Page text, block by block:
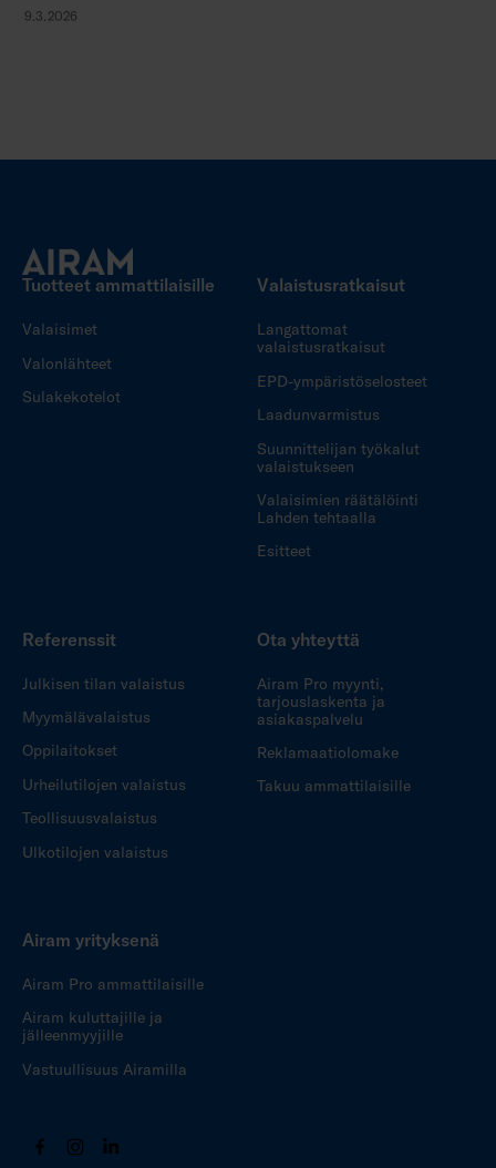
9.3.2026
Tuotteet ammattilaisille
Valaisimet
Valonlähteet
Sulakekotelot
Valaistusratkaisut
Langattomat
valaistusratkaisut
EPD-ympäristöselosteet
Laadunvarmistus
Suunnittelijan työkalut
valaistukseen
Valaisimien räätälöinti
Lahden tehtaalla
Esitteet
Referenssit
Julkisen tilan valaistus
Myymälävalaistus
Oppilaitokset
Urheilutilojen valaistus
Teollisuusvalaistus
Ulkotilojen valaistus
Ota yhteyttä
Airam Pro myynti,
tarjouslaskenta ja
asiakaspalvelu
Reklamaatiolomake
Takuu ammattilaisille
Airam yrityksenä
Airam Pro ammattilaisille
Airam kuluttajille ja
jälleenmyyjille
Vastuullisuus Airamilla